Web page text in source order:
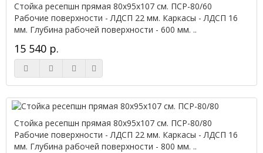
Стойка ресепшн прямая 80х95х107 см. ПСР-80/60
Рабочие поверхности - ЛДСП 22 мм. Каркасы - ЛДСП 16
мм. Глубина рабочей поверхности - 600 мм. ..
15 540 р.
Стойка ресепшн прямая 80х95х107 см. ПСР-80/80
Рабочие поверхности - ЛДСП 22 мм. Каркасы - ЛДСП 16
мм. Глубина рабочей поверхности - 800 мм. ..